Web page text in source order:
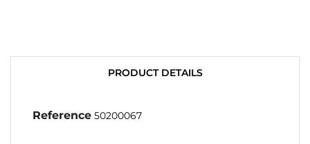
PRODUCT DETAILS
Reference 50200067